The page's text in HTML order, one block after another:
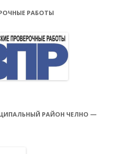
РАБОТЫ
РАЙОН ЧЕЛНО —